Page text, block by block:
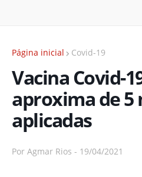
Página inicial Covid-19
Vacina Covid-
aproxima de 5
aplicadas
Por Agmar Rios - 19/04/2021